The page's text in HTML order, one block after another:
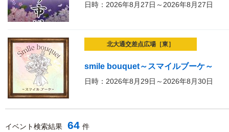
日時：2026年8月27日～2026年8月27日
北大通交差点広場［東］
smile bouquet～スマイルブーケ～
日時：2026年8月29日～2026年8月30日
イベント検索結果 64 件